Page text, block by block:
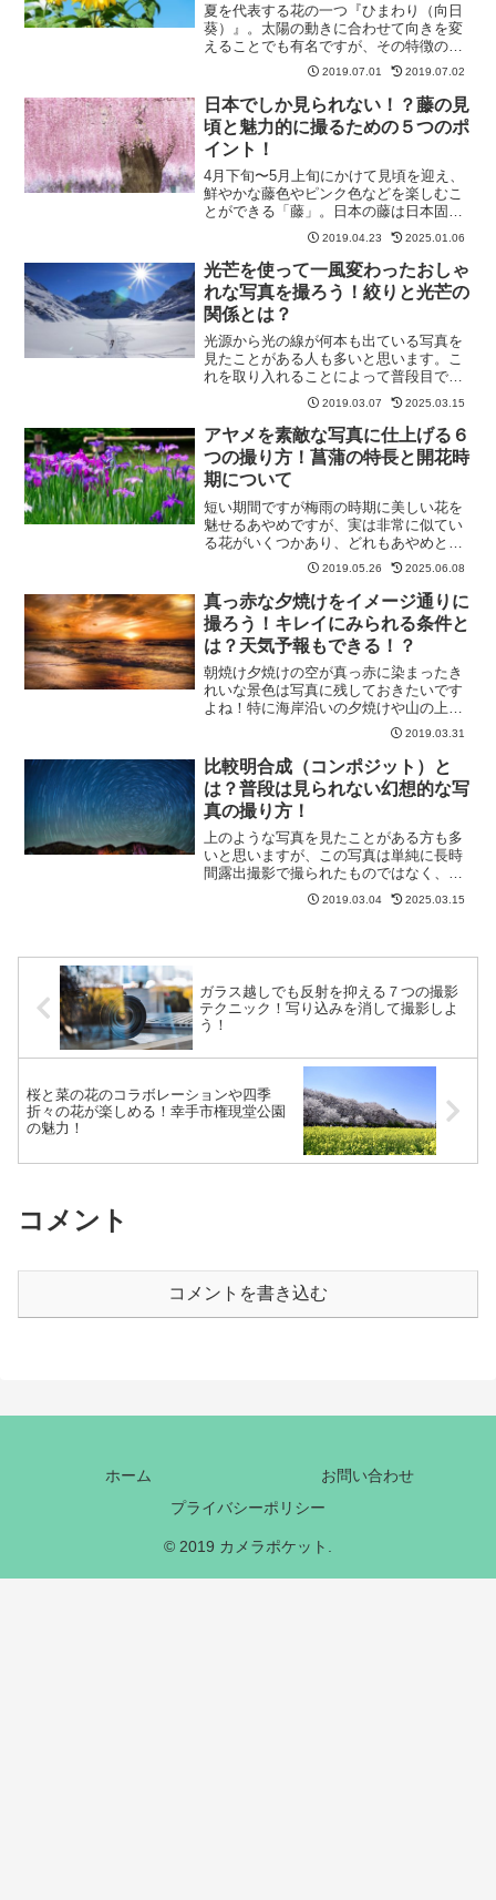
夏を代表する花の一つ『ひまわり（向日
葵）』。太陽の動きに合わせて向きを変
えることでも有名ですが、その特徴のと
おり花言葉は「私はあなただけを見つめ
る」とロマンチックなお花なんです。鮮
やかな黄色い花は真夏の青空と白い雲、
深緑の緑と合わせても相性...
2019.07.01 2019.07.02
日本でしか見られない！？藤の見
頃と魅力的に撮るための５つのポ
イント！
4月下旬〜5月上旬にかけて見頃を迎え、
鮮やかな藤色やピンク色などを楽しむこ
とができる「藤」。日本の藤は日本固有
種なので世界で見られる藤とは違い日本
でしか楽しむことができない品種です。
中には樹齢1,200年を超えるような藤もあ
り、近年、外国の...
2019.04.23 2025.01.06
光芒を使って一風変わったおしゃ
れな写真を撮ろう！絞りと光芒の
関係とは？
光源から光の線が何本も出ている写真を
見たことがある人も多いと思います。こ
れを取り入れることによって普段目で見
ることができない一風変わった写真に仕
上げることができます。今回はこの光の
線の出し方とオススメの被写体を紹介し
ていきます。光芒とは？光...
2019.03.07 2025.03.15
アヤメを素敵な写真に仕上げる６
つの撮り方！菖蒲の特長と開花時
期について
短い期間ですが梅雨の時期に美しい花を
魅せるあやめですが、実は非常に似てい
る花がいくつかあり、どれもあやめと呼
ばれています。見た目だけなく開花時期
も5月から6月頃と同じため見分けがつき
にくいのでどの花なのかわからない、と
いったこともよくありま...
2019.05.26 2025.06.08
真っ赤な夕焼けをイメージ通りに
撮ろう！キレイにみられる条件と
は？天気予報もできる！？
朝焼け夕焼けの空が真っ赤に染まったき
れいな景色は写真に残しておきたいです
よね！特に海岸沿いの夕焼けや山の上か
らの朝焼けなど景色が開ける場所では特
に感動します。そんな素晴らしい景色を
写真に記憶通りにイメージ通りに写すた
めの方法をご紹介していき...
2019.03.31
比較明合成（コンポジット）と
は？普段は見られない幻想的な写
真の撮り方！
上のような写真を見たことがある方も多
いと思いますが、この写真は単純に長時
間露出撮影で撮られたものではなく、比
較明合成を活用して撮影された写真かも
しれません。比較明合成（コンポジッ
2019.03.04 2025.03.15
ガラス越しでも反射を抑える７つの撮影
テクニック！写り込みを消して撮影しよ
う！
桜と菜の花のコラボレーションや四季
折々の花が楽しめる！幸手市権現堂公園
の魅力！
コメント
コメントを書き込む
ホーム
お問い合わせ
プライバシーポリシー
© 2019 カメラポケット.